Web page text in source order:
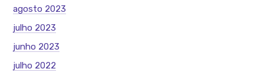
agosto 2023
julho 2023
junho 2023
julho 2022